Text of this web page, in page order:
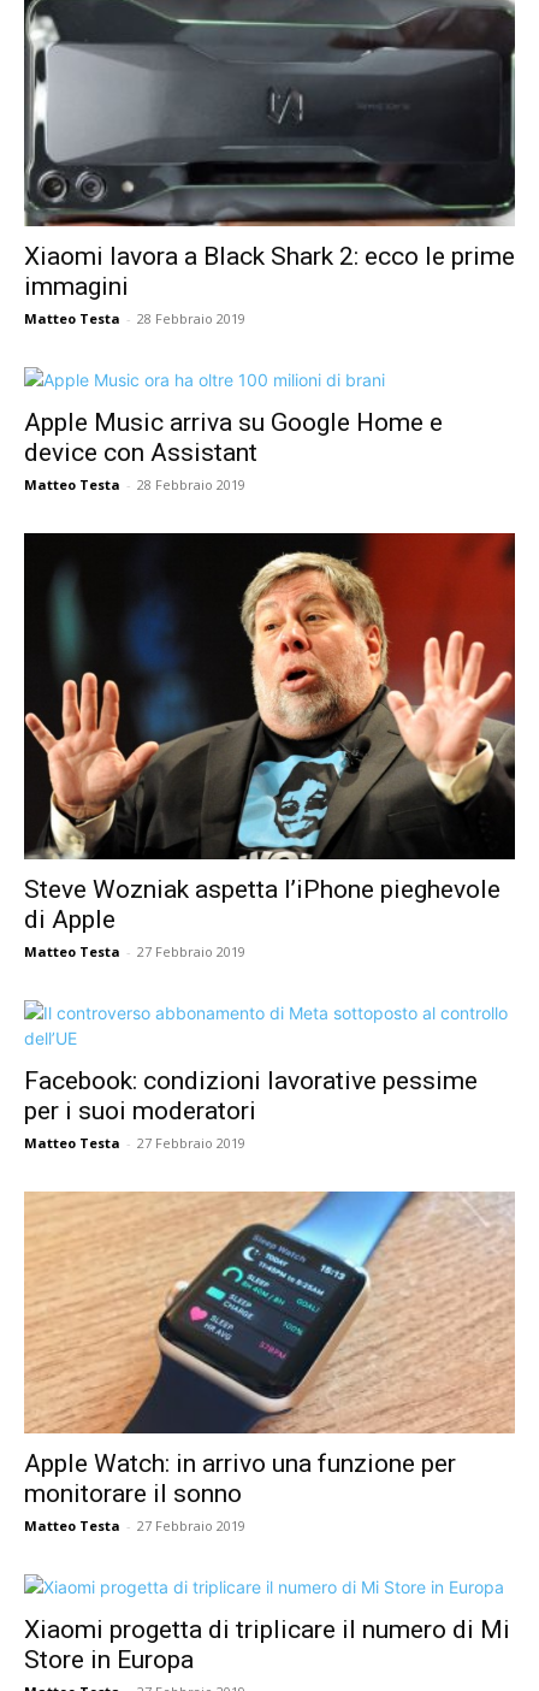
Xiaomi lavora a Black Shark 2: ecco le prime
immagini
Matteo Testa - 28 Febbraio 2019
Apple Music arriva su Google Home e
device con Assistant
Matteo Testa - 28 Febbraio 2019
Steve Wozniak aspetta l’iPhone pieghevole
di Apple
Matteo Testa - 27 Febbraio 2019
Facebook: condizioni lavorative pessime
per i suoi moderatori
Matteo Testa - 27 Febbraio 2019
Apple Watch: in arrivo una funzione per
monitorare il sonno
Matteo Testa - 27 Febbraio 2019
Xiaomi progetta di triplicare il numero di Mi
Store in Europa